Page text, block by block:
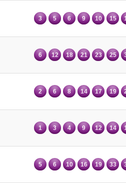
3 5 6 9 10 15
6 12 18 21 23 25
2 6 8 14 17 19
1 3 4 9 12 14
5 6 10 16 19 33